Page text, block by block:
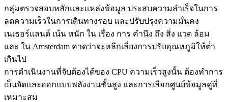
กลุ่มตรวจสอบหลักและแหล่งข้อมูล ประสบความสําเร็จในการ
ลดความเร็วในการเดินทางรอบ และปรับปรุงความมั่นคง
เนเธอร์แลนด์ เน้น หนัก ใน เรื่อง การ คํานึง ถึง สิ่ง แวด ล้อม
และ ใน Amsterdam คาดว่าจะหลีกเลี่ยงการปรับอุณหภูมิให้ต่ํา
เกินไป
การดําเนินงานที่จับต้องได้ของ CPU ความเร็วสูงนั้น ต้องทําการ
เย็นจัดและออกแบบพลังงานชั้นสูง และการเลือกศูนย์ข้อมูลคู่ที่
เหมาะสม